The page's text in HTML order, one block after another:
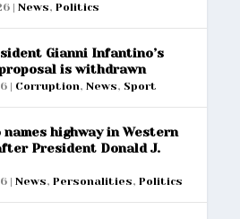
|News,Politics
Gianni Infantino’s
is withdrawn
| Corruption,News, Sport
names highway in Western
President Donald J.
|News,Personalities,Politics